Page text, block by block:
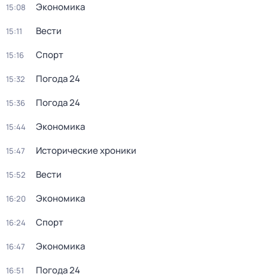
15:08 Экономика
15:11 Вести
15:16 Спорт
15:32 Погода 24
15:36 Погода 24
15:44 Экономика
15:47 Исторические хроники
15:52 Вести
16:20 Экономика
16:24 Спорт
16:47 Экономика
16:51 Погода 24